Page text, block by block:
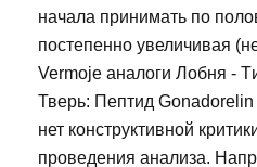
начала принимать по
постепенно увеличивая
Vermoje аналоги Лобня -
Тверь: Пептид
нет конструктивной
проведения анализа.